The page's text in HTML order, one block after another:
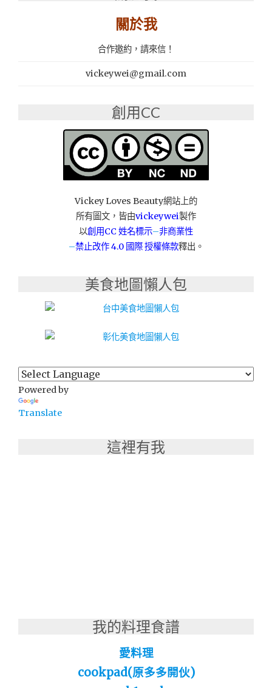
實
沙
發、
MIT
床
墊"
關於我
合作邀約，請來信！
vickeywei@gmail.com
創用CC
Vickey Loves Beauty網站上的
所有圖文，皆由vickeywei製作
以創用CC 姓名標示–非商業性
–禁止改作4.0 國際 授權條款釋出。
美食地圖懶人包
Powered by
Translate
這裡有我
我的料理食譜
愛料理
cookpad(原多多開伙)